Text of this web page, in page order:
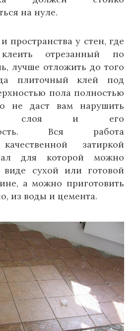
на нуле.
пространства у стен, где
отрезанный по
лучше отложить до того
плиточный клей под
пола полностью
не даст вам нарушить
слоя и его
Вся работа
затиркой
для которой можно
виде сухой или готовой
а можно приготовить
из воды и цемента.